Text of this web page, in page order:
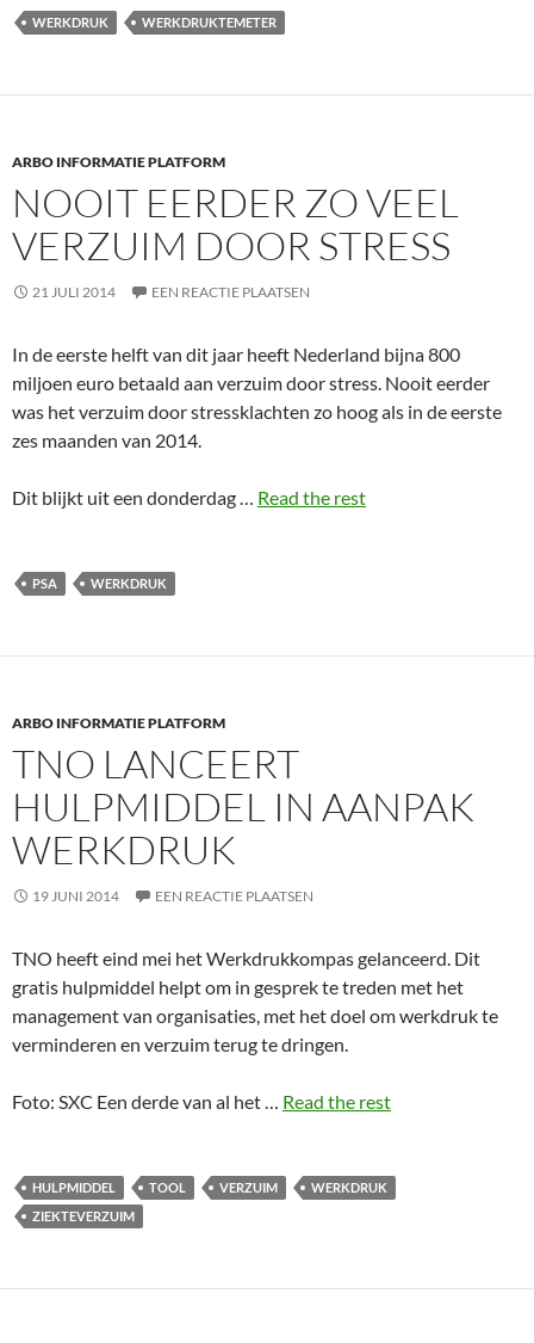
WERKDRUK WERKDRUKTEMETER
ARBO INFORMATIE PLATFORM
NOOIT EERDER ZO VEEL
VERZUIM DOOR STRESS
21 JULI 2014 EEN REACTIE PLAATSEN
In de eerste helft van dit jaar heeft Nederland bijna 800
miljoen euro betaald aan verzuim door stress. Nooit eerder
was het verzuim door stressklachten zo hoog als in de eerste
zes maanden van 2014.
Dit blijkt uit een donderdag … Read the rest
PSA WERKDRUK
ARBO INFORMATIE PLATFORM
TNO LANCEERT
HULPMIDDEL IN AANPAK
WERKDRUK
19 JUNI 2014 EEN REACTIE PLAATSEN
TNO heeft eind mei het Werkdrukkompas gelanceerd. Dit
gratis hulpmiddel helpt om in gesprek te treden met het
management van organisaties, met het doel om werkdruk te
verminderen en verzuim terug te dringen.
Foto: SXC Een derde van al het … Read the rest
HULPMIDDEL TOOL VERZUIM
WERKDRUK
ZIEKTEVERZUIM